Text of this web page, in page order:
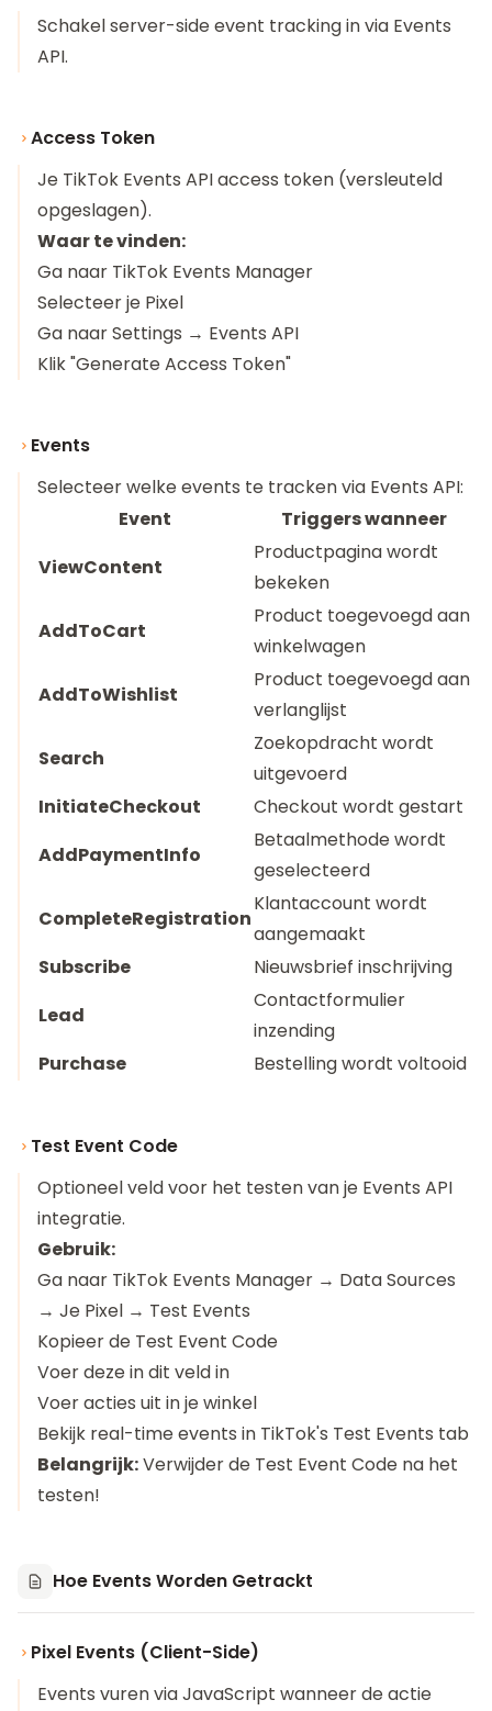
Schakel server-side event tracking in via Events
API.
Access Token
Je TikTok Events API access token (versleuteld
opgeslagen).
Waar te vinden:
Ga naar TikTok Events Manager
Selecteer je Pixel
Ga naar Settings → Events API
Klik "Generate Access Token"
Events
Selecteer welke events te tracken via Events API:
Event
Triggers wanneer
ViewContent
Productpagina wordt
bekeken
AddToCart
Product toegevoegd aan
winkelwagen
AddToWishlist
Product toegevoegd aan
verlanglijst
Search
Zoekopdracht wordt
uitgevoerd
InitiateCheckout
Checkout wordt gestart
AddPaymentInfo
Betaalmethode wordt
geselecteerd
CompleteRegistration
Klantaccount wordt
aangemaakt
Subscribe
Nieuwsbrief inschrijving
Lead
Contactformulier
inzending
Purchase
Bestelling wordt voltooid
Test Event Code
Optioneel veld voor het testen van je Events API
integratie.
Gebruik:
Ga naar TikTok Events Manager → Data Sources
→ Je Pixel → Test Events
Kopieer de Test Event Code
Voer deze in dit veld in
Voer acties uit in je winkel
Bekijk real-time events in TikTok's Test Events tab
Belangrijk:Verwijder de Test Event Code na het
testen!
Hoe Events Worden Getrackt
Pixel Events (Client-Side)
Events vuren via JavaScript wanneer de actie